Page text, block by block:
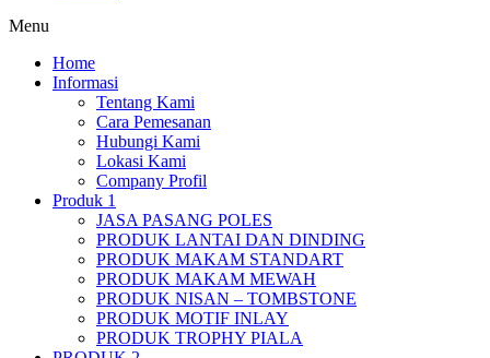
Menu
Home
Informasi
Tentang Kami
Cara Pemesanan
Hubungi Kami
Lokasi Kami
Company Profil
Produk 1
JASA PASANG POLES
PRODUK LANTAI DAN DINDING
PRODUK MAKAM STANDART
PRODUK MAKAM MEWAH
PRODUK NISAN – TOMBSTONE
PRODUK MOTIF INLAY
PRODUK TROPHY PIALA